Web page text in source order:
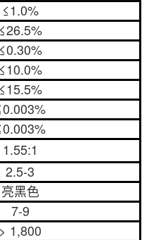
≤1.0%
≤26.5%
≤0.30%
≤10.0%
≤15.5%
1.55:1
2.5-3
亮黑色
7-9
> 1,800